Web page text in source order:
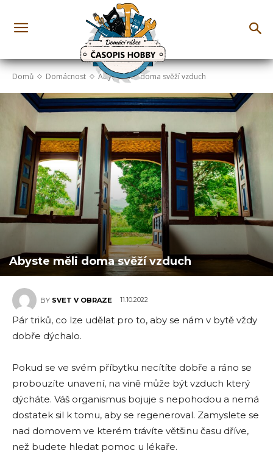
Domů Domácnost Abyste měli doma svěží vzduch
Abyste měli doma svěží vzduch
BY SVET V OBRAZE 11.10.2022
Pár triků, co lze udělat pro to, aby se nám v bytě vždy
dobře dýchalo.
Pokud se ve svém příbytku necítíte dobře a ráno se
probouzíte unavení, na vině může být vzduch který
dýcháte. Váš organismus bojuje s nepohodou a nemá
dostatek sil k tomu, aby se regeneroval. Zamyslete se
nad domovem ve kterém trávíte většinu času dříve,
než budete hledat pomoc u lékaře.